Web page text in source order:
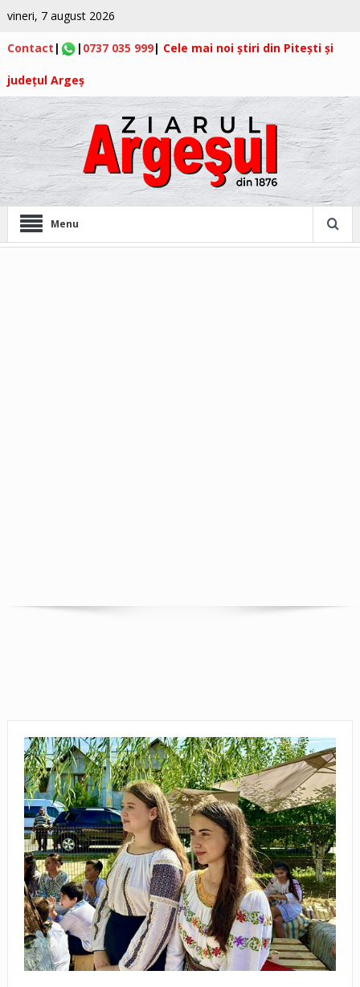
vineri, 7 august 2026
Contact | | 0737 035 999| Cele mai noi știri din Pitești și
județul Argeș
Menu